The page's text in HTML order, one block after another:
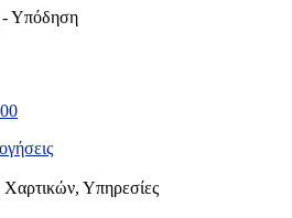
- Υπόδηση
Υπηρεσίες